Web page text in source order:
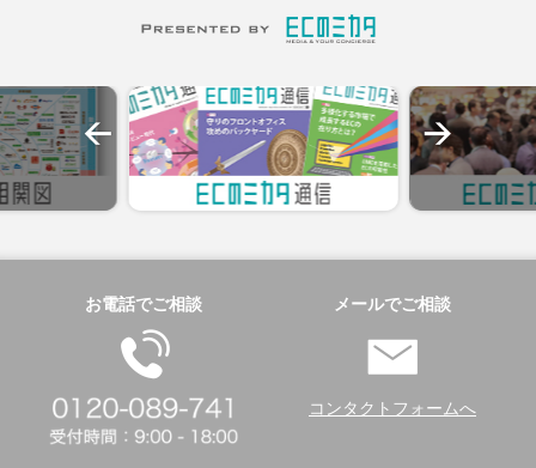
お電話でご相談 メールでご相談
コンタクトフォームへ